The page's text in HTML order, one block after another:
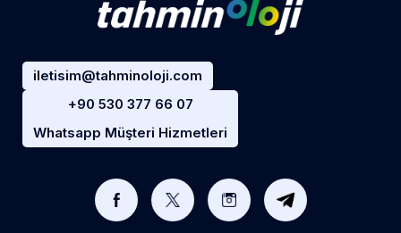
iletisim@tahminoloji.com
+90 530 377 66 07
Whatsapp Müşteri Hizmetleri